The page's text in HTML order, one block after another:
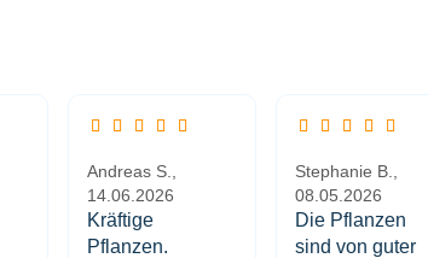
Andreas S.,
14.06.2026
Kräftige
Pflanzen.
Stephanie B.,
08.05.2026
Die Pflanzen
sind von guter